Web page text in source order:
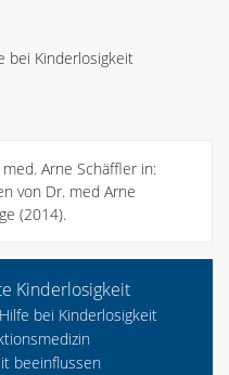
bei Kinderlosigkeit
Arne Schäffler in:
von Dr. med Arne
(2014).
Kinderlosigkeit
bei Kinderlosigkeit
beeinflussen